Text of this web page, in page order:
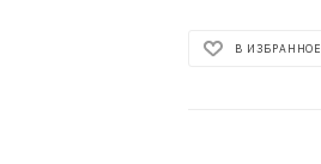
В ИЗБРАННОЕ